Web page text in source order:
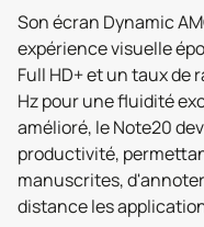
Son écran Dynamic
expérience visuelle
Full HD+ et un taux de
Hz pour une fluidité
amélioré, le Note20
productivité,
manuscrites,
distance les